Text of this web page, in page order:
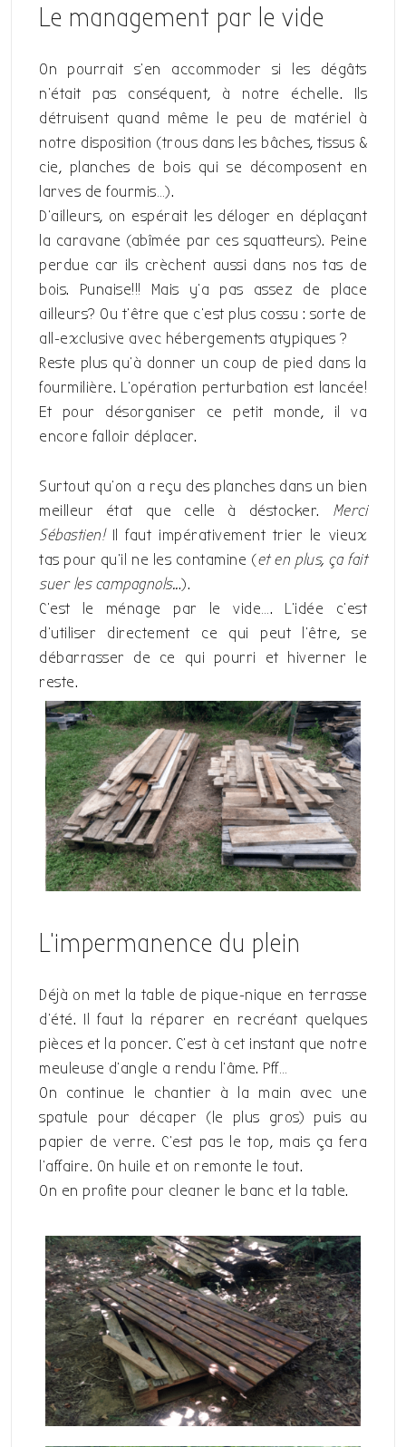
Le management par le vide
On pourrait s’en accommoder si les dégâts
n’était pas conséquent, à notre échelle. Ils
détruisent quand même le peu de matériel à
notre disposition (trous dans les bâches, tissus &
cie, planches de bois qui se décomposent en
larves de fourmis…).
D’ailleurs, on espérait les déloger en déplaçant
la caravane (abîmée par ces squatteurs). Peine
perdue car ils crèchent aussi dans nos tas de
bois. Punaise!!! Mais y’a pas assez de place
ailleurs? Ou t’être que c’est plus cossu : sorte de
all-exclusive avec hébergements atypiques ?
Reste plus qu’à donner un coup de pied dans la
fourmilière. L’opération perturbation est lancée!
Et pour désorganiser ce petit monde, il va
encore falloir déplacer.
Surtout qu’on a reçu des planches dans un bien
meilleur état que celle à déstocker. Merci
Sébastien!Il faut impérativement trier le vieux
tas pour qu’il ne les contamine (et en plus, ça fait
suer les campagnols...).
C’est le ménage par le vide…. L’idée c’est
d’utiliser directement ce qui peut l’être, se
débarrasser de ce qui pourri et hiverner le
reste.
L’impermanence du plein
Déjà on met la table de pique-nique en terrasse
d’été. Il faut la réparer en recréant quelques
pièces et la poncer. C’est à cet instant que notre
meuleuse d’angle a rendu l’âme. Pff…
On continue le chantier à la main avec une
spatule pour décaper (le plus gros) puis au
papier de verre. C’est pas le top, mais ça fera
l’affaire. On huile et on remonte le tout.
On en profite pour cleaner le banc et la table.